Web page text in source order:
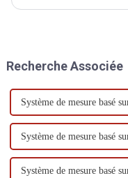
l'électronique, le d...
Recherche Associée
Système de mesure basé
Système de mesure basé
Système de mesure basé